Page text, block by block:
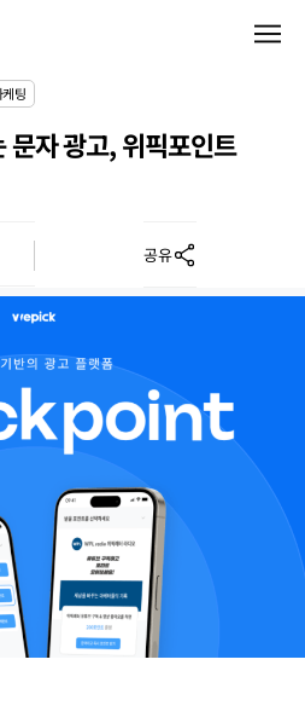
팅
문자 광고, 위픽포인트
공유